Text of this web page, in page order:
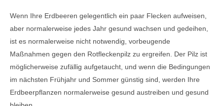
Wenn Ihre Erdbeeren gelegentlich ein paar Flecken aufweisen,
aber normalerweise jedes Jahr gesund wachsen und gedeihen,
ist es normalerweise nicht notwendig, vorbeugende
Maßnahmen gegen den Rotfleckenpilz zu ergreifen. Der Pilz ist
möglicherweise zufällig aufgetaucht, und wenn die Bedingungen
im nächsten Frühjahr und Sommer günstig sind, werden Ihre
Erdbeerpflanzen normalerweise gesund austreiben und gesund